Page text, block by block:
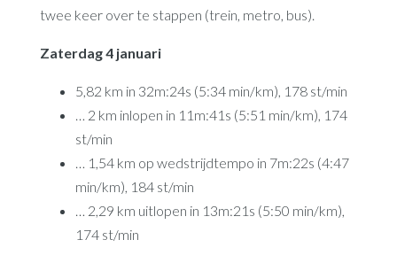
twee keer over te stappen (trein, metro, bus).
Zaterdag 4 januari
5,82 km in 32m:24s (5:34 min/km), 178 st/min
… 2 km inlopen in 11m:41s (5:51 min/km), 174
st/min
… 1,54 km op wedstrijdtempo in 7m:22s (4:47
min/km), 184 st/min
… 2,29 km uitlopen in 13m:21s (5:50 min/km),
174 st/min